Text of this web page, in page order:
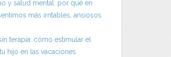
y salud mental: por qué en
más irritables, ansiosos
terapia: cómo estimular el
hijo en las vacaciones